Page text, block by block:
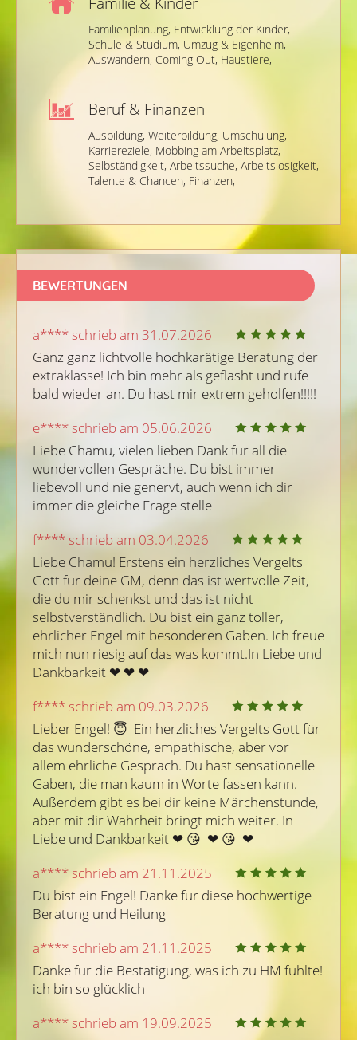
Familienplanung, Entwicklung der Kinder,
Schule & Studium, Umzug & Eigenheim,
Auswandern, Coming Out, Haustiere,
Beruf & Finanzen
Ausbildung, Weiterbildung, Umschulung,
Karriereziele, Mobbing am Arbeitsplatz,
Selbständigkeit, Arbeitssuche, Arbeitslosigkeit,
Talente & Chancen, Finanzen,
BEWERTUNGEN
a**** schrieb am 31.07.2026
Ganz ganz lichtvolle hochkarätige Beratung der
extraklasse! Ich bin mehr als geflasht und rufe
bald wieder an. Du hast mir extrem geholfen!!!!!
e**** schrieb am 05.06.2026
Liebe Chamu, vielen lieben Dank für all die
wundervollen Gespräche. Du bist immer
liebevoll und nie genervt, auch wenn ich dir
immer die gleiche Frage stelle
f**** schrieb am 03.04.2026
Liebe Chamu! Erstens ein herzliches Vergelts
Gott für deine GM, denn das ist wertvolle Zeit,
die du mir schenkst und das ist nicht
selbstverständlich. Du bist ein ganz toller,
ehrlicher Engel mit besonderen Gaben. Ich freue
mich nun riesig auf das was kommt.In Liebe und
Dankbarkeit ❤ ️❤ ️❤ ️
f**** schrieb am 09.03.2026
Lieber Engel! 😇  Ein herzliches Vergelts Gott für
das wunderschöne, empathische, aber vor
allem ehrliche Gespräch. Du hast sensationelle
Gaben, die man kaum in Worte fassen kann.
Außerdem gibt es bei dir keine Märchenstunde,
aber mit dir Wahrheit bringt mich weiter. In
Liebe und Dankbarkeit ❤ ️😘  ❤ ️😘  ❤ ️
a**** schrieb am 21.11.2025
Du bist ein Engel! Danke für diese hochwertige
Beratung und Heilung
a**** schrieb am 21.11.2025
Danke für die Bestätigung, was ich zu HM fühlte!
ich bin so glücklich
a**** schrieb am 19.09.2025